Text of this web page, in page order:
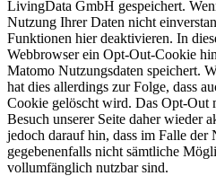
LivingData GmbH gespeichert.
Nutzung Ihrer Daten nicht
Funktionen hier deaktivieren. In
Webbrowser ein Opt-Out-Cookie
Matomo Nutzungsdaten speichert.
hat dies allerdings zur Folge, dass
Cookie gelöscht wird. Das Opt-Out
Besuch unserer Seite daher wieder
jedoch darauf hin, dass im Falle
gegebenenfalls nicht sämtliche
vollumfänglich nutzbar sind.